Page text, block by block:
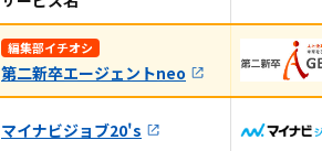
編集部イチオシ
第二新卒エージェントneo
マイナビジョブ20's